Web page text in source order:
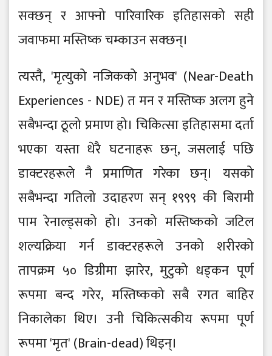
सक्छन् र आफ्नो पारिवारिक इतिहासको सही
जवाफमा मस्तिष्क चम्काउन सक्छन्।
त्यस्तै, 'मृत्युको नजिकको अनुभव' (Near-Death
Experiences - NDE) त मन र मस्तिष्क अलग हुने
सबैभन्दा ठूलो प्रमाण हो। चिकित्सा इतिहासमा दर्ता
भएका यस्ता धेरै घटनाहरू छन्, जसलाई पछि
डाक्टरहरूले नै प्रमाणित गरेका छन्। यसको
सबैभन्दा गतिलो उदाहरण सन् १९९९ की बिरामी
पाम रेनाल्ड्सको हो। उनको मस्तिष्कको जटिल
शल्यक्रिया गर्न डाक्टरहरूले उनको शरीरको
तापक्रम ५० डिग्रीमा झारेर, मुटुको धड्कन पूर्ण
रूपमा बन्द गरेर, मस्तिष्कको सबै रगत बाहिर
निकालेका थिए। उनी चिकित्सकीय रूपमा पूर्ण
रूपमा 'मृत' (Brain-dead) थिइन्।